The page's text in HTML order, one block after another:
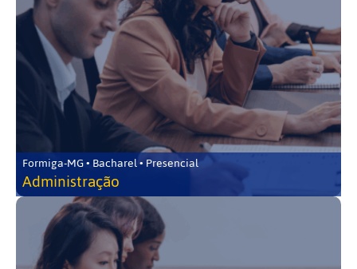
Formiga-MG • Bacharel • Presencial
Administração